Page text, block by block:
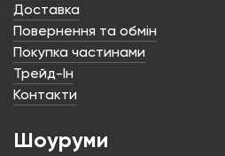
Доставка
Повернення та обмін
Покупка частинами
Трейд-Ін
Контакти
Шоуруми